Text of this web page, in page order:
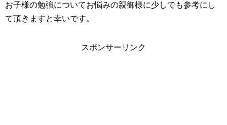
お子様の勉強についてお悩みの親御様に少しでも参考にし
て頂きますと幸いです。
スポンサーリンク